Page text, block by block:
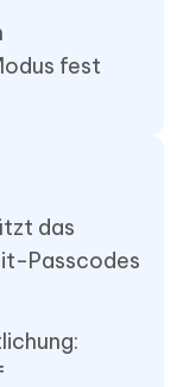
fest
das
Passcodes